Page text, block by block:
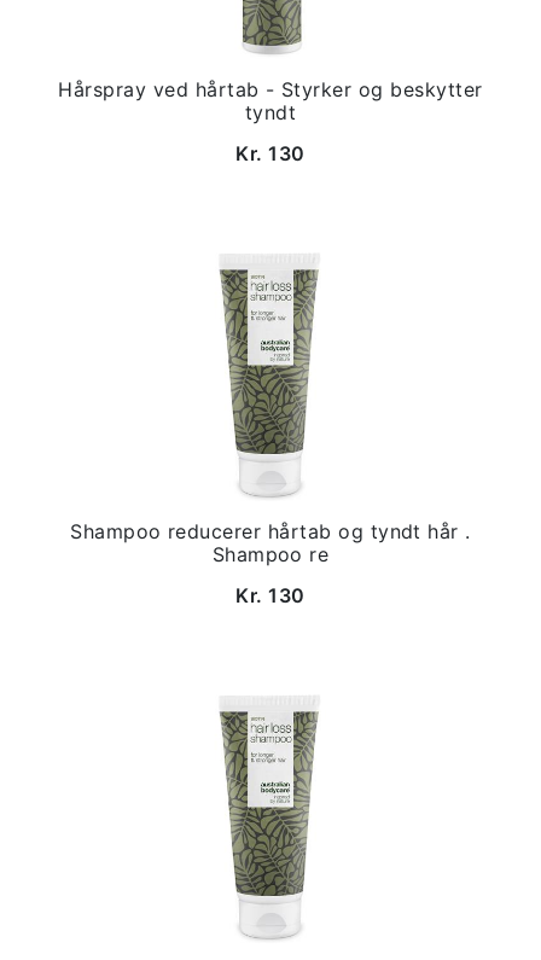
Hårspray ved hårtab - Styrker og beskytter
tyndt
Kr. 130
Shampoo reducerer hårtab og tyndt hår .
Shampoo re
Kr. 130